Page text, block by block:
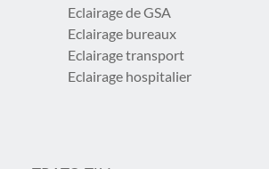
Eclairage de GSA
Eclairage bureaux
Eclairage transport
Eclairage hospitalier